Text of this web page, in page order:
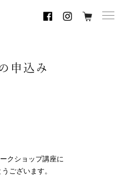
申込み
クショップ講座に
ございます。